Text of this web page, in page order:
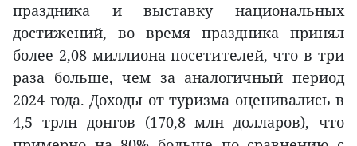
праздника и выставку национальных
достижений, во время праздника принял
более 2,08 миллиона посетителей, что в три
раза больше, чем за аналогичный период
2024 года. Доходы от туризма оценивались в
4,5 трлн донгов (170,8 млн долларов), что